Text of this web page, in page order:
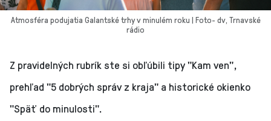
Atmosféra podujatia Galantské trhy v minulém roku | Foto- dv, Trnavské
rádio
Z pravidelných rubrík ste si obľúbili tipy "Kam ven",
prehľad "5 dobrých správ z kraja" a historické okienko
"Späť do minulosti".